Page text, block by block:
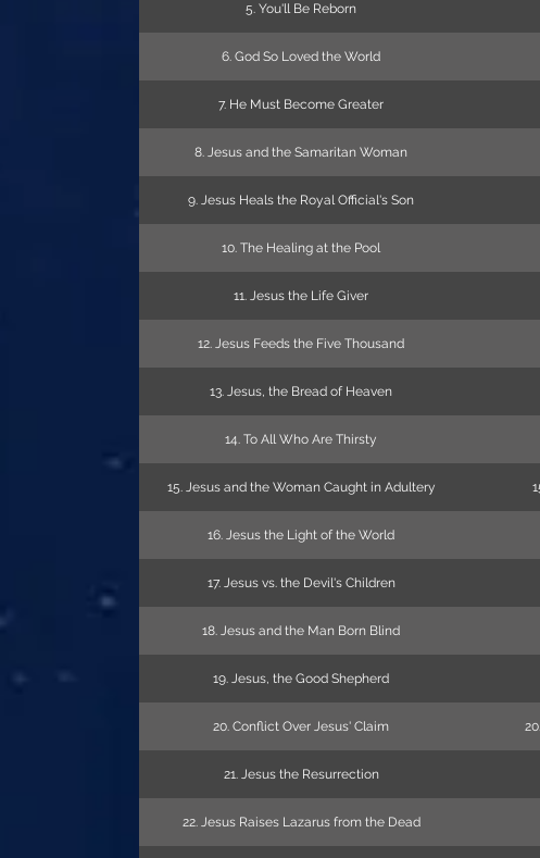
5. You'll Be Reborn
6. God So Loved the World
7. He Must Become Greater
8. Jesus and the Samaritan Woman
9. Jesus Heals the Royal Official's Son
10. The Healing at the Pool
11. Jesus the Life Giver
12. Jesus Feeds the Five Thousand
13. Jesus, the Bread of Heaven
14. To All Who Are Thirsty
15. Jesus and the Woman Caught in Adultery
16. Jesus the Light of the World
17. Jesus vs. the Devil's Children
18. Jesus and the Man Born Blind
19. Jesus, the Good Shepherd
20. Conflict Over Jesus' Claim
21. Jesus the Resurrection
22. Jesus Raises Lazarus from the Dead